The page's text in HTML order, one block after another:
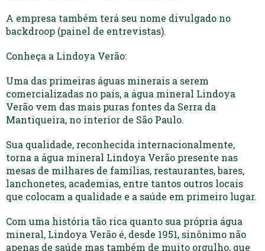
A empresa também terá seu nome divulgado no
backdroop (painel de entrevistas).
Conheça a Lindoya Verão:
Uma das primeiras águas minerais a serem
comercializadas no país, a água mineral Lindoya
Verão vem das mais puras fontes da Serra da
Mantiqueira, no interior de São Paulo.
Sua qualidade, reconhecida internacionalmente,
torna a água mineral Lindoya Verão presente nas
mesas de milhares de famílias, restaurantes, bares,
lanchonetes, academias, entre tantos outros locais
que colocam a qualidade e a saúde em primeiro lugar.
Com uma história tão rica quanto sua própria água
mineral, Lindoya Verão é, desde 1951, sinônimo não
apenas de saúde mas também de muito orgulho, que